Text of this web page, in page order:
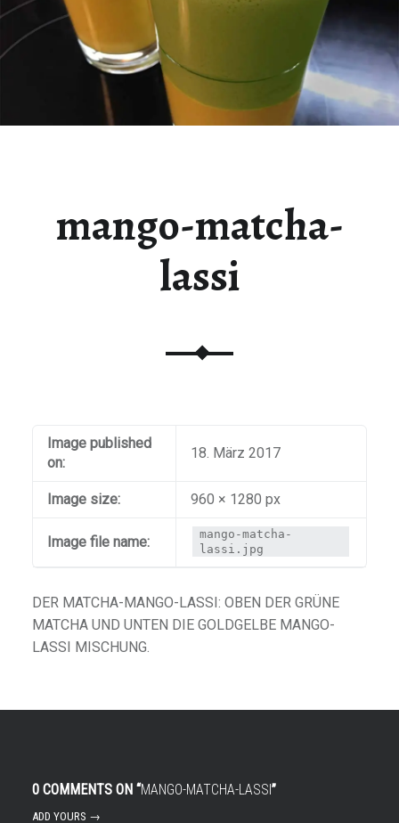
mango-matcha-
lassi
Image published
on:
18. März 2017
Image size: 960 × 1280 px
Image file name:
mango-matcha-
lassi.jpg
DER MATCHA-MANGO-LASSI: OBEN DER GRÜNE
MATCHA UND UNTEN DIE GOLDGELBE MANGO-
LASSI MISCHUNG.
0 COMMENTS ON “MANGO-MATCHA-LASSI”
ADD YOURS →